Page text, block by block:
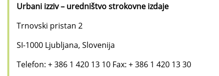
Urbani izziv – uredništvo strokovne izdaje
Trnovski pristan 2
SI-1000 Ljubljana, Slovenija
Telefon: + 386 1 420 13 10 Fax: + 386 1 420 13 30